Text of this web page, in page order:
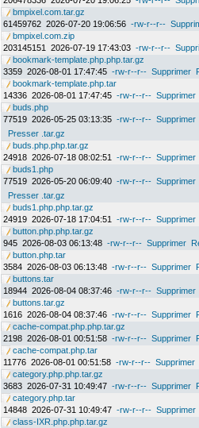
bmpixel.com.tar.gz
61459762 2026-07-20 19:06:56 -rw-r--r--
bmpixel.com.zip
203145151
2026-07-19 17:43:03 -rw-r--r--
bookmark-template.php.php.tar.gz
3359 2026-08-01 17:47:45 -rw-r--r-- Supprimer
bookmark-template.php.tar
14336 2026-08-01 17:47:45 -rw-r--r-- Supprimer
buds.php
77519 2026-05-25 03:13:35 -rw-r--r-- Supprimer
Presser .tar.gz
buds.php.php.tar.gz
24918 2026-07-18 08:02:51 -rw-r--r-- Supprimer
buds1.php
77519 2026-05-20 06:09:40 -rw-r--r-- Supprimer
Presser .tar.gz
buds1.php.php.tar.gz
24919 2026-07-18 17:04:51 -rw-r--r-- Supprimer
button.php.php.tar.gz
945 2026-08-03 06:13:48 -rw-r--r-- Supprimer
button.php.tar
3584 2026-08-03 06:13:48 -rw-r--r-- Supprimer
buttons.tar
18944 2026-08-04 08:37:46 -rw-r--r-- Supprimer
buttons.tar.gz
1616 2026-08-04 08:37:46 -rw-r--r-- Supprimer
cache-compat.php.php.tar.gz
2198 2026-08-01 00:51:58 -rw-r--r-- Supprimer
cache-compat.php.tar
11776 2026-08-01 00:51:58 -rw-r--r-- Supprimer
category.php.php.tar.gz
3683 2026-07-31 10:49:47 -rw-r--r-- Supprimer
category.php.tar
14848 2026-07-31 10:49:47 -rw-r--r-- Supprimer
class-IXR.php.php.tar.gz